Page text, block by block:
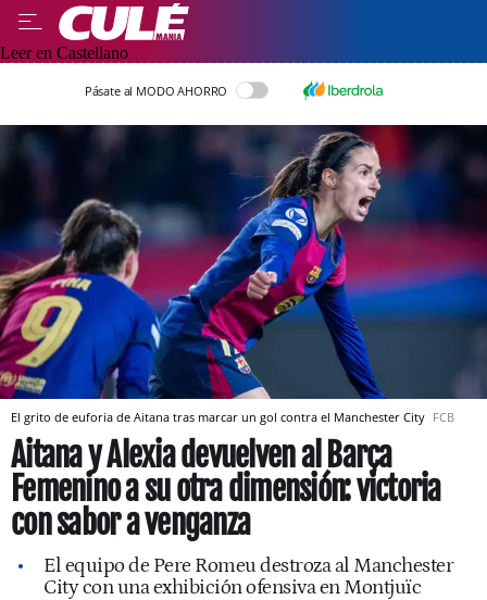
Leer en Castellano
Pásate al MODO AHORRO
El grito de euforia de Aitana tras marcar un gol contra el Manchester City FCB
Aitana y Alexia devuelven al Barça
Femenino a su otra dimensión: victoria
con sabor a venganza
El equipo de Pere Romeu destroza al Manchester
City con una exhibición ofensiva en Montjuïc